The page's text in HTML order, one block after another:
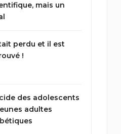
mais un
perdu et il est
!
des adolescents
adultes